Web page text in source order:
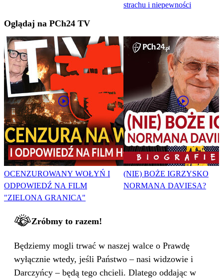
strachu i niepewności
Oglądaj na PCh24 TV
OCENZUROWANY WOŁYŃ I
ODPOWIEDŹ NA FILM
"ZIELONA GRANICA"
(NIE) BOŻE IGRZYSKO
NORMANA DAVIESA?
Zróbmy to razem!
Będziemy mogli trwać w naszej walce o Prawdę
wyłącznie wtedy, jeśli Państwo – nasi widzowie i
Darczyńcy – będą tego chcieli. Dlatego oddając w